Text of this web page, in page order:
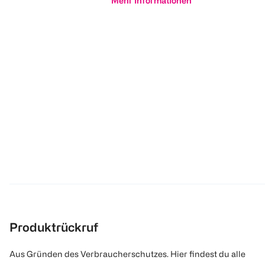
Produktrückruf
Aus Gründen des Verbraucherschutzes. Hier findest du alle